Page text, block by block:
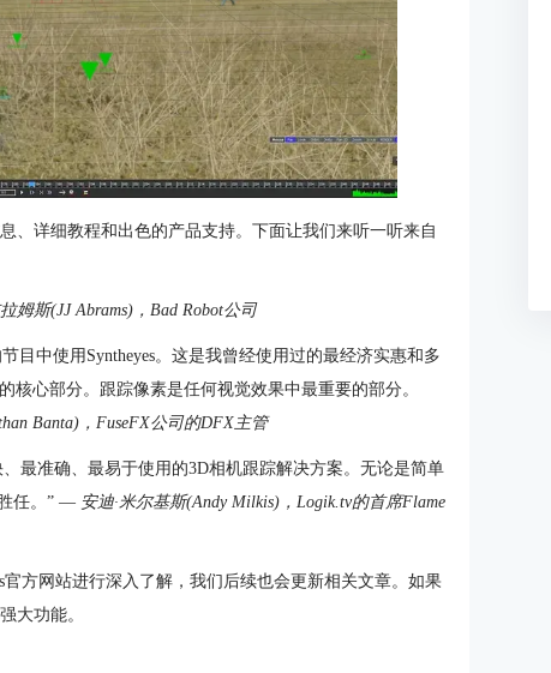
、详细教程和出色的产品支持。下面让我们来听一听来自
姆斯(JJ Abrams)，Bad Robot公司
目中使用Syntheyes。这是我曾经使用过的最经济实惠和多
心部分。跟踪像素是任何视觉效果中最重要的部分。
Banta)，FuseFX公司的DFX主管
最准确、最易于使用的3D相机跟踪解决方案。无论是简单
任。” — 安迪·米尔基斯(Andy Milkis)，Logik.tv的首席Flame
官方网站进行深入了解，我们后续也会更新相关文章。如果
大功能。